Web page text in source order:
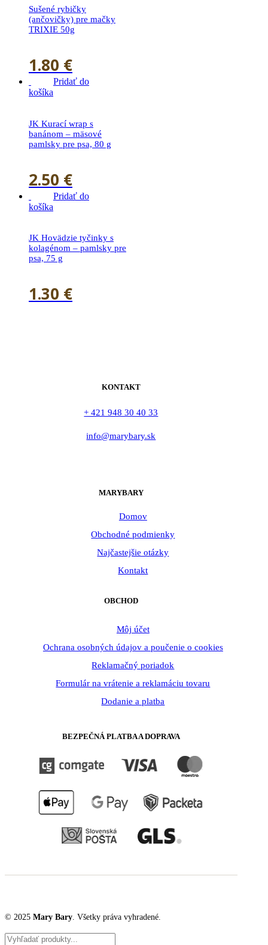
Sušené rybičky
(ančovičky) pre mačky
TRIXIE 50g
1.80 €
Pridať do
košíka
JK Kurací wrap s
banánom – mäsové
pamlsky pre psa, 80 g
2.50 €
Pridať do
košíka
JK Hovädzie tyčinky s
kolagénom – pamlsky pre
psa, 75 g
1.30 €
KONTAKT
+ 421 948 30 40 33
info@marybary.sk
MARYBARY
Domov
Obchodné podmienky
Najčastejšie otázky
Kontakt
OBCHOD
Môj účet
Ochrana osobných údajov a poučenie o cookies
Reklamačný poriadok
Formulár na vrátenie a reklamáciu tovaru
Dodanie a platba
BEZPEČNÁ PLATBA A DOPRAVA
© 2025 Mary Bary. Všetky práva vyhradené.
Products